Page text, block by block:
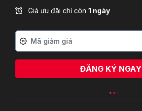
Giá ưu đãi chỉ còn 1 ngày
ĐĂNG KÝ NGAY